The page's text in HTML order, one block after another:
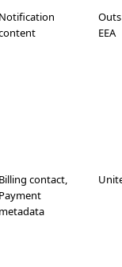
Notification
EEA
Billing contact,
Payment
metadata